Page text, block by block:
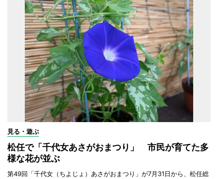
見る・遊ぶ
松任で「千代女あさがおまつり」 市民が育てた多
様な花が並ぶ
第49回「千代女（ちよじょ）あさがおまつり」が7月31日から、松任総